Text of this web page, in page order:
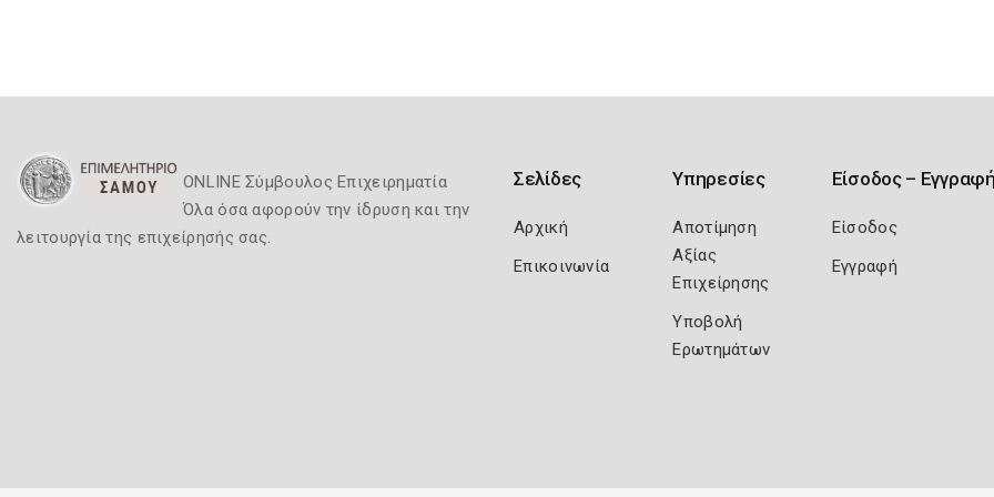
ONLINE Σύμβουλος Επιχειρηματία
Όλα όσα αφορούν την ίδρυση και την
λειτουργία της επιχείρησής σας.
Σελίδες
Αρχική
Επικοινωνία
Υπηρεσίες
Αποτίμηση
Αξίας
Επιχείρησης
Υποβολή
Ερωτημάτων
Είσοδος –
Είσοδος
Εγγραφή